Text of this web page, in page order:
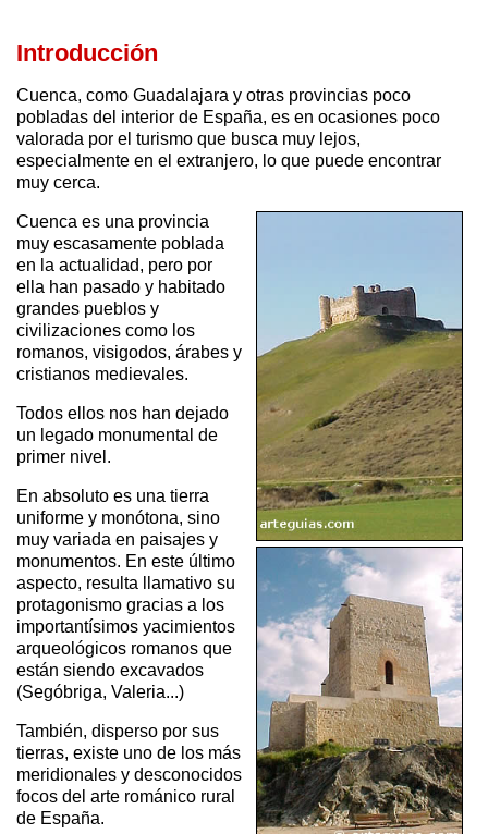
Introducción
Cuenca, como Guadalajara y otras provincias poco
pobladas del interior de España, es en ocasiones poco
valorada por el turismo que busca muy lejos,
especialmente en el extranjero, lo que puede encontrar
muy cerca.
Cuenca es una provincia
muy escasamente poblada
en la actualidad, pero por
ella han pasado y habitado
grandes pueblos y
civilizaciones como los
romanos, visigodos, árabes y
cristianos medievales.
Todos ellos nos han dejado
un legado monumental de
primer nivel.
En absoluto es una tierra
uniforme y monótona, sino
muy variada en paisajes y
monumentos. En este último
aspecto, resulta llamativo su
protagonismo gracias a los
importantísimos yacimientos
arqueológicos romanos que
están siendo excavados
(Segóbriga, Valeria...)
También, disperso por sus
tierras, existe uno de los más
meridionales y desconocidos
focos del arte románico rural
de España.